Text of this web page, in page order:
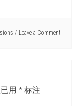
Leave a Comment
已用* 标注